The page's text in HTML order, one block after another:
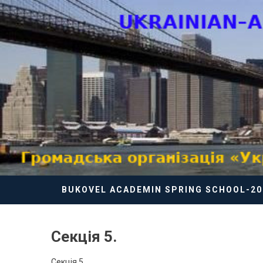
Skip
to
BUKOVEL ACADEMIN SPRING SCHOOL-
Секція 5.